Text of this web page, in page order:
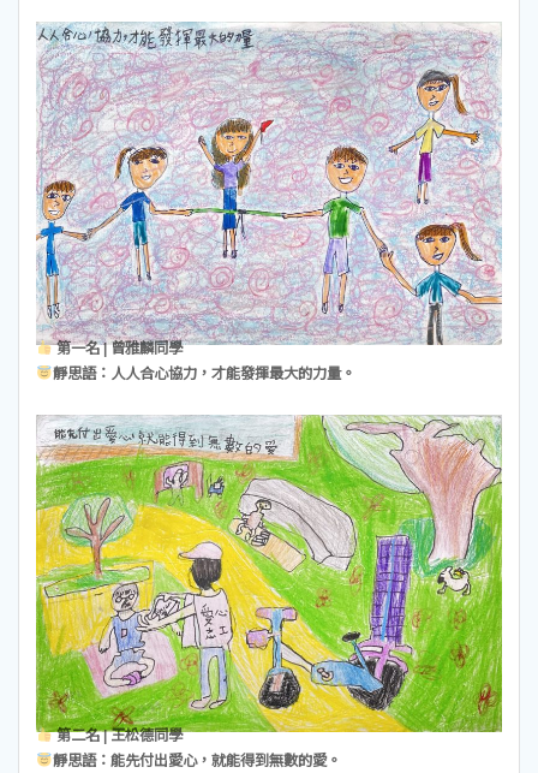
第一名 | 曾雅麟同學
靜思語：人人合心協力，才能發揮最大的力量。
第二名 | 王松德同學
靜思語：能先付出愛心，就能得到無數的愛。